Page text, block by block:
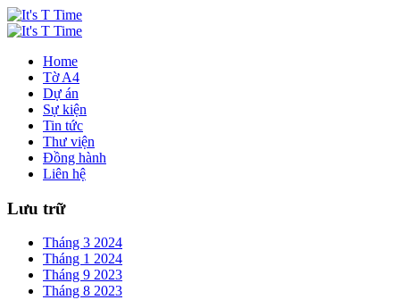
Home
Tờ A4
Dự án
Sự kiện
Tin tức
Thư viện
Đồng hành
Liên hệ
Lưu trữ
Tháng 3 2024
Tháng 1 2024
Tháng 9 2023
Tháng 8 2023